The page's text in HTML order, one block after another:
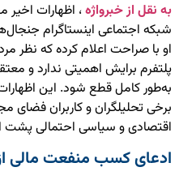
به نقل از خبرواژه، اظهارات اخیر
شبکه اجتماعی اینستاگرام
او با صراحت اعلام کرده که نظر
پلتفرم برایش اهمیتی ندارد و
به‌طور کامل قطع شود. این
برخی تحلیلگران و کاربران فضای
اقتصادی و سیاسی احتمالی
ادعای کسب منفعت مالی